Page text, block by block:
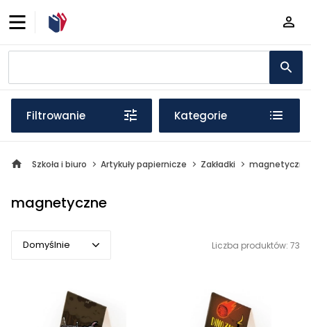
Filtrowanie Kategorie
Szkoła i biuro Artykuły papiernicze Zakładki magnetyczne
magnetyczne
Domyślnie
Popularne
Liczba produktów: 73